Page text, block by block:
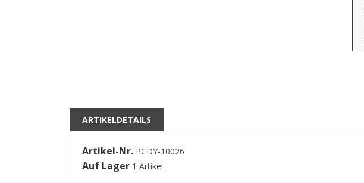
ARTIKELDETAILS
Artikel-Nr. PCDY-10026
Auf Lager 1 Artikel